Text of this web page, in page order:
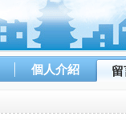
個人介紹